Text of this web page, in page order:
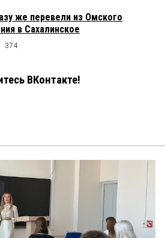
же перевели из Омского
в Сахалинское
374
ВКонтакте!